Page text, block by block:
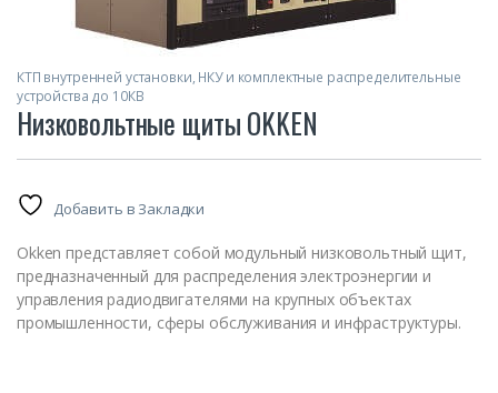
КТП внутренней установки, НКУ и комплектные распределительные
устройства до 10КВ
Низковольтные щиты OKKEN
Добавить в Закладки
Okken представляет собой модульный низковольтный щит,
предназначенный для распределения электроэнергии и
управления радиодвигателями на крупных объектах
промышленности, сферы обслуживания и инфраструктуры.